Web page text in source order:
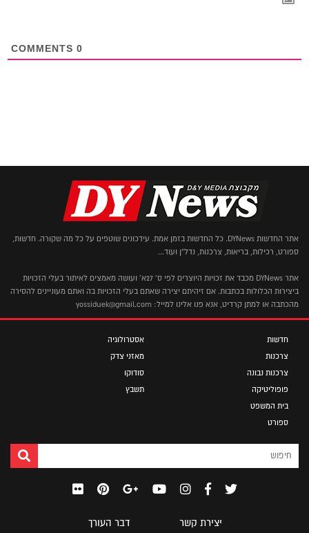
0
אתר החדשות DYNews. כל החדשות בזמן אמת. עידכונים שוטפים על כל מה שקורה. חדשות,
ספורט, רכילות, בריאות, צרכנות, נדל"ן ועוד...
אתר DYNews מכבד את זכויות היוצרים לפי ס' 27א' ועושה מאמצים לאיתור בעלי הזכויות
ביצירות הכלולות בכתבות. אם זיהיתם יצירה שאתם בעלי הזכויות בה ואתם מעוניינים להסירה
מהכתבה או למתן קרדיט, אנא פנו אלינו למייל: yossiduek@gmail.com
חדשות
צרכנות
צרכנות נבונה
פופוליטיקה
בית המשפט
ספורט
אסטרולוגיה
מאזני צדק
סודוקו
תשבץ
יצירת קשר דבר העורך